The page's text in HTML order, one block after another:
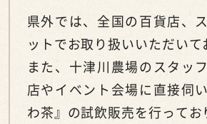
県外では、全国の百貨店、
ットでお取り扱いいただいて
また、十津川農場のスタッ
店やイベント会場に直接伺
わ茶』の試飲販売を行ってお